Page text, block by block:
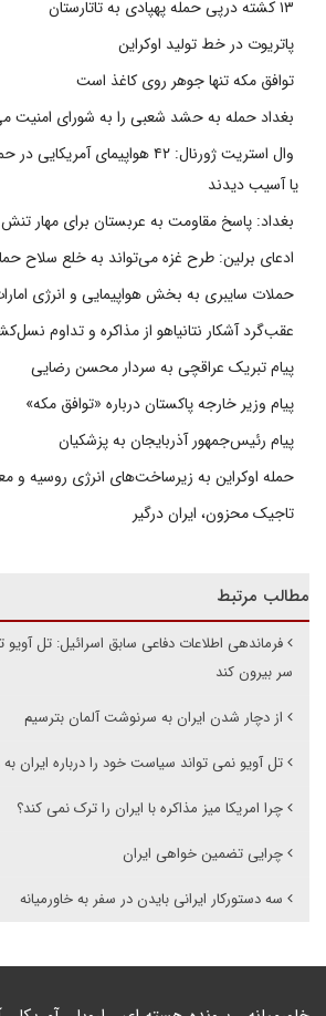
پاتریوت در خط تولید اوکراین
توافق مکه تنها جوهر روی کاغذ است
بغداد حمله به حشد شعبی را به شورای امنیت
وال استریت ژورنال: ۴۲ هواپیمای
یا آسیب دیدند
بغداد: پاسخ مقاومت به عربستان برای مهار تنش
ادعای برلین: طرح غزه می‌تواند به خلع سلاح
حملات سایبری به بخش هواپیمایی و انرژی
عقب‌گرد آشکار نتانیاهو از مذاکره و تداوم
پیام تبریک عراقچی به سردار محسن رضایی
پیام وزیر خارجه پاکستان درباره «توافق مکه»
پیام رئیس‌جمهور آذربایجان به پزشکیان
حمله اوکراین به زیرساخت‌های انرژی روسیه و
تاجیک محزون، ایران درگیر
مطالب مرتبط
فرماندهی اطلاعات دفاعی سابق اسرائیل: تل آویو
سر بیرون کند
از دچار شدن ایران به سرنوشت آلمان بترسیم
تل آویو نمی تواند سیاست خود را درباره ایران
چرا امریکا میز مذاکره با ایران را ترک نمی کند؟
چرایی تضمین خواهی ایران
سه دستورکار ایرانی بایدن در سفر به خاورمیانه